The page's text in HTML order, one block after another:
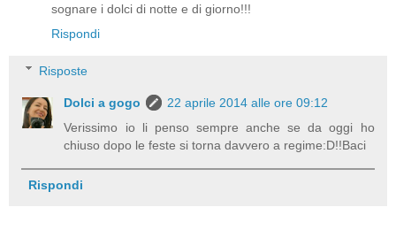
sognare i dolci di notte e di giorno!!!
Rispondi
Risposte
Dolci a gogo
22 aprile 2014 alle ore 09:12
Verissimo io li penso sempre anche se da oggi ho
chiuso dopo le feste si torna davvero a regime:D!!Baci
Rispondi